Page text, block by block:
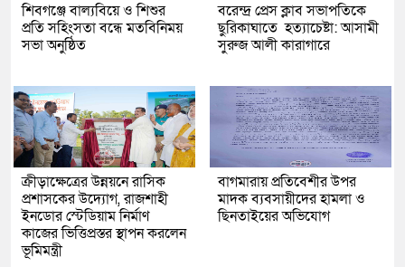
শিবগঞ্জে বাল্যবিয়ে ও শিশুর
প্রতি সহিংসতা বন্ধে মতবিনিময়
সভা অনুষ্ঠিত
বরেন্দ্র প্রেস ক্লাব সভাপতিকে
ছুরিকাঘাতে হত্যাচেষ্টা: আসামী
সুরুজ আলী কারাগারে
ক্রীড়াক্ষেত্রের উন্নয়নে রাসিক
প্রশাসকের উদ্যোগ, রাজশাহী
ইনডোর স্টেডিয়াম নির্মাণ
কাজের ভিত্তিপ্রস্তর স্থাপন করলেন
ভূমিমন্ত্রী
বাগমারায় প্রতিবেশীর উপর
মাদক ব্যবসায়ীদের হামলা ও
ছিনতাইয়ের অভিযোগ